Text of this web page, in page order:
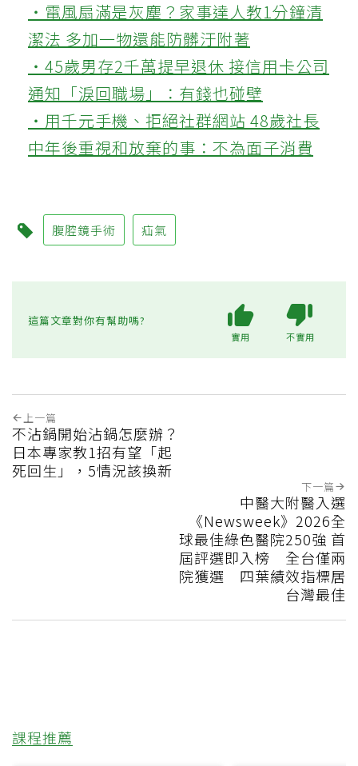
‧電風扇滿是灰塵？家事達人教1分鐘清
潔法 多加一物還能防髒汙附著
‧45歲男存2千萬提早退休 接信用卡公司
通知「淚回職場」：有錢也碰壁
‧用千元手機、拒絕社群網站 48歲社長
中年後重視和放棄的事：不為面子消費
腹腔鏡手術 疝氣
這篇文章對你有幫助嗎?
實用 不實用
上一篇
不沾鍋開始沾鍋怎麼辦？
日本專家教1招有望「起
死回生」，5情況該換新
下一篇
中醫大附醫入選
《Newsweek》2026全
球最佳綠色醫院250強 首
屆評選即入榜 全台僅兩
院獲選 四葉績效指標居
台灣最佳
課程推薦